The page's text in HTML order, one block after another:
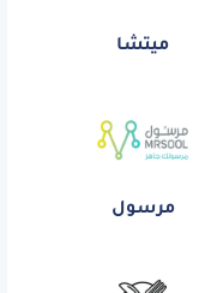
ميتشا
مرسول